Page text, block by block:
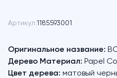
Артикул:1185593001
Оригинальное название:
Дерево Материал: Papel
Цвет дерева: матовый